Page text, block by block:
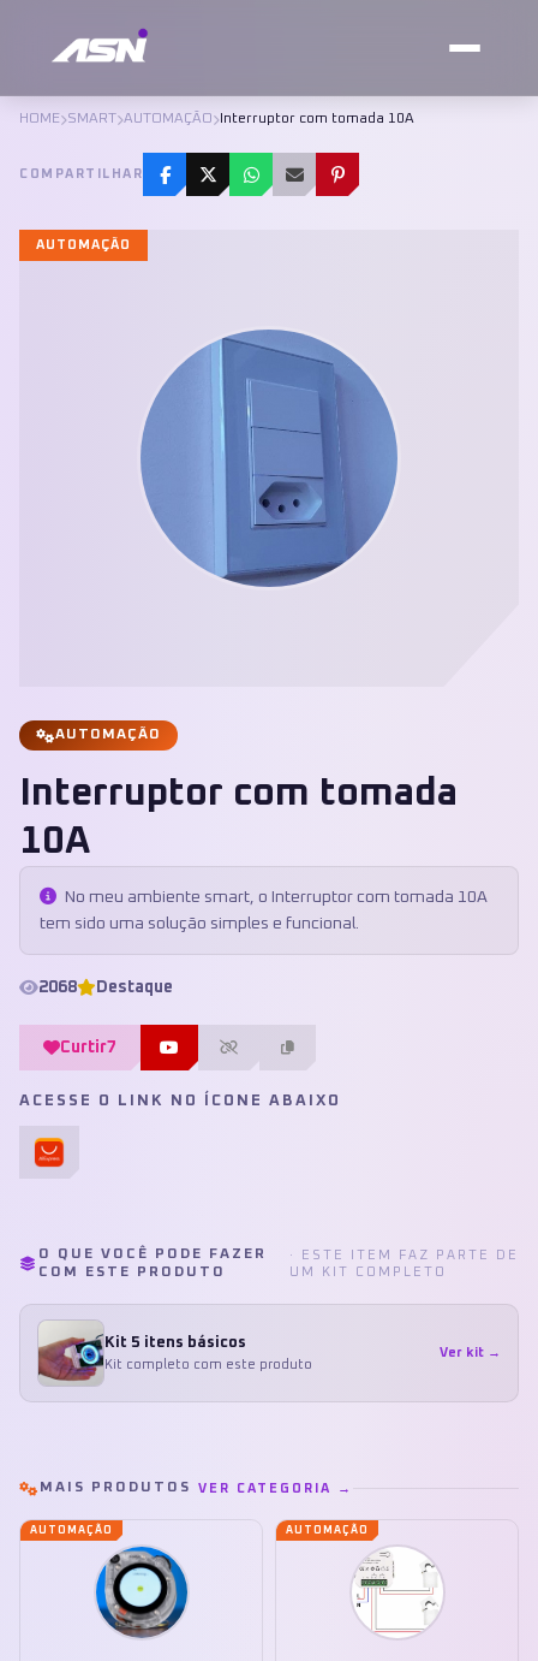
HOME SMART AUTOMAÇÃO Interruptor com tomada 10A
COMPARTILHAR
AUTOMAÇÃO
AUTOMAÇÃO
Interruptor com tomada
10A
No meu ambiente smart, o Interruptor com tomada 10A
tem sido uma solução simples e funcional.
2068 Destaque
Curtir7
ACESSE O LINK NO ÍCONE ABAIXO
O QUE VOCÊ PODE FAZER
COM ESTE PRODUTO
· ESTE ITEM FAZ PARTE DE
UM KIT COMPLETO
Kit 5 itens básicos
Kit completo com este produto
Ver kit →
MAIS PRODUTOS VER CATEGORIA →
AUTOMAÇÃO AUTOMAÇÃO